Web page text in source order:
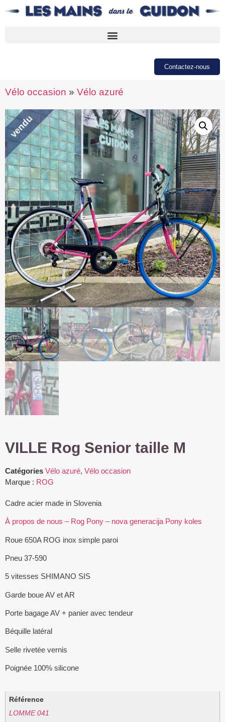
Contactez-nous
Vélo occasion » Vélo azuré
vendu
VILLE Rog Senior taille M
Catégories Vélo azuré, Vélo occasion
Marque : ROG
Cadre acier made in Slovenia
À propos de nous – Rog Pony – nova generacija Pony koles
Roue 650A ROG inox simple paroi
Pneu 37-590
5 vitesses SHIMANO SIS
Garde boue AV et AR
Porte bagage AV + panier avec tendeur
Béquille latéral
Selle rivetée vernis
Poignée 100% silicone
Référence
LOMME 041